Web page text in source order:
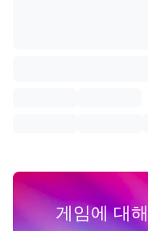
게임에 대